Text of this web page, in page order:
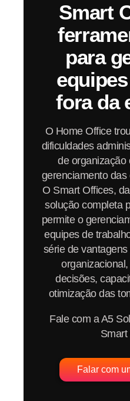
Smart
para
fora da
O Home Office
dificuldades
de organização
gerenciamento
O Smart Offices,
solução completa
permite o
equipes de
série de
decisões,
otimização das
Fale com a A5
Smart
Falar com